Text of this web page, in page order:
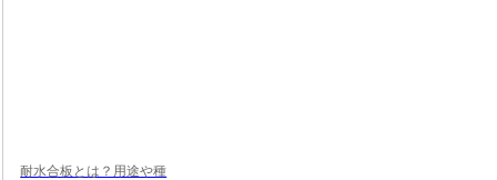
耐水合板とは？用途や種